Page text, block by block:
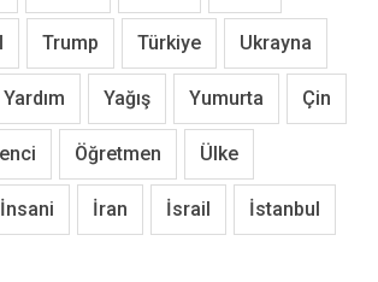
Trump Türkiye Ukrayna
Yardım Yağış Yumurta Çin
Öğretmen Ülke
İnsani İran İsrail İstanbul